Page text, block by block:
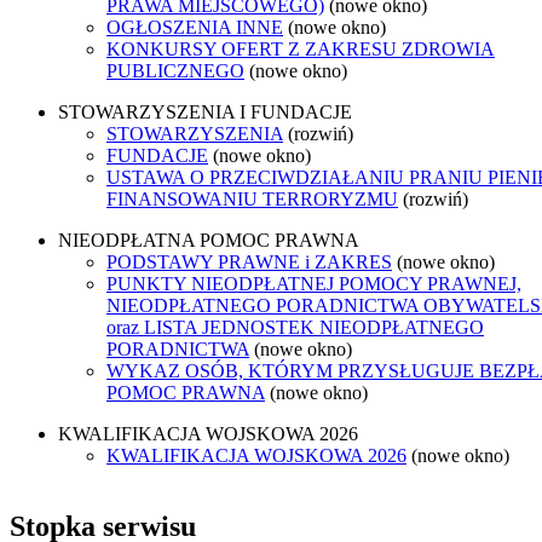
PRAWA MIEJSCOWEGO) (nowe okno)
OGŁOSZENIA INNE (nowe okno)
KONKURSY OFERT Z ZAKRESU ZDROWIA
PUBLICZNEGO (nowe okno)
STOWARZYSZENIA I FUNDACJE
STOWARZYSZENIA (rozwiń)
FUNDACJE (nowe okno)
USTAWA O PRZECIWDZIAŁANIU PRANIU
FINANSOWANIU TERRORYZMU (rozwiń)
NIEODPŁATNA POMOC PRAWNA
PODSTAWY PRAWNE i ZAKRES (nowe okno)
PUNKTY NIEODPŁATNEJ POMOCY PRAWNEJ,
NIEODPŁATNEGO PORADNICTWA
oraz LISTA JEDNOSTEK NIEODPŁATNEGO
PORADNICTWA (nowe okno)
WYKAZ OSÓB, KTÓRYM PRZYSŁUGUJE
POMOC PRAWNA (nowe okno)
KWALIFIKACJA WOJSKOWA 2026
KWALIFIKACJA WOJSKOWA 2026 (nowe okno)
Stopka serwisu